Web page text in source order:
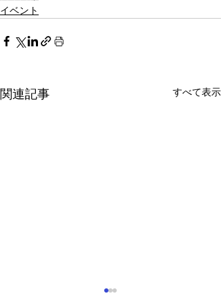
イベント
関連記事 すべて表示